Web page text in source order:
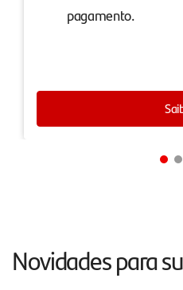
pagamento.
Novidades para